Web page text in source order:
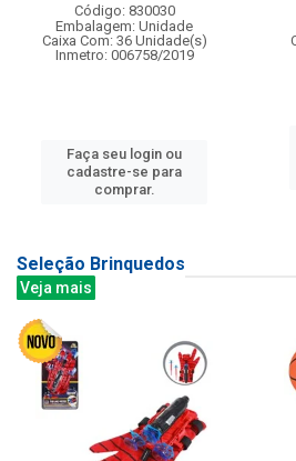
Código: 830030
Embalagem: Unidade
Caixa Com: 36 Unidade(s)
Inmetro: 006758/2019
Faça seu login ou
cadastre-se para
comprar.
Seleção Brinquedos
Veja mais